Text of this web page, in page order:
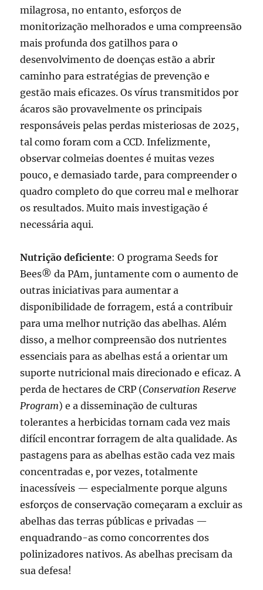
milagrosa, no entanto, esforços de
monitorização melhorados e uma compreensão
mais profunda dos gatilhos para o
desenvolvimento de doenças estão a abrir
caminho para estratégias de prevenção e
gestão mais eficazes. Os vírus transmitidos por
ácaros são provavelmente os principais
responsáveis ​​pelas perdas misteriosas de 2025,
tal como foram com a CCD. Infelizmente,
observar colmeias doentes é muitas vezes
pouco, e demasiado tarde, para compreender o
quadro completo do que correu mal e melhorar
os resultados. Muito mais investigação é
necessária aqui.
Nutrição deficiente: O programa Seeds for
Bees® da PAm, juntamente com o aumento de
outras iniciativas para aumentar a
disponibilidade de forragem, está a contribuir
para uma melhor nutrição das abelhas. Além
disso, a melhor compreensão dos nutrientes
essenciais para as abelhas está a orientar um
suporte nutricional mais direcionado e eficaz. A
perda de hectares de CRP (Conservation Reserve
Program) e a disseminação de culturas
tolerantes a herbicidas tornam cada vez mais
difícil encontrar forragem de alta qualidade. As
pastagens para as abelhas estão cada vez mais
concentradas e, por vezes, totalmente
inacessíveis — especialmente porque alguns
esforços de conservação começaram a excluir as
abelhas das terras públicas e privadas —
enquadrando-as como concorrentes dos
polinizadores nativos. As abelhas precisam da
sua defesa!